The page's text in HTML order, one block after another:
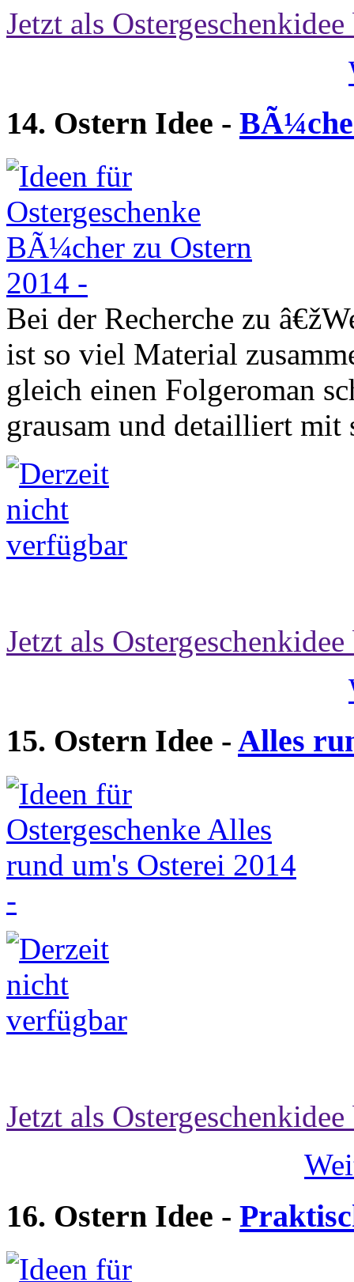
Jetzt als
14. Ostern Idee -
Bei der Recherche zu
ist so viel Material
gleich einen Folgeroman
grausam und detailliert
Jetzt als
15. Ostern Idee - Alles
Jetzt als
16. Ostern Idee -